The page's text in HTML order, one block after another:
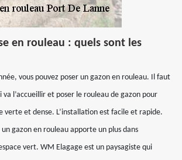
en rouleau : quels sont les
vous pouvez poser un gazon en rouleau. Il faut
l’accueillir et poser le rouleau de gazon pour
verte et dense. L’installation est facile et rapide.
un gazon en rouleau apporte un plus dans
vert. WM Elagage est un paysagiste qui